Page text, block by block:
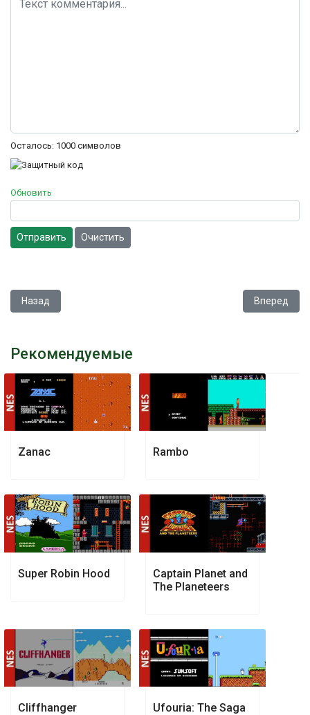
Осталось: 1000 символов
Обновить
Отправить Очистить
Предыдущий: Jetsons, The - Cogswell's Caper
Назад Следующий:
Вперед
Рекомендуемые
Zanac Rambo
Super Robin Hood
Captain Planet and
The Planeteers
Cliffhanger Ufouria: The Saga